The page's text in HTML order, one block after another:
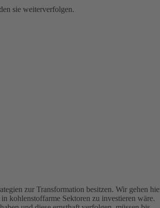
sie weiterverfolgen.
zur Transformation besitzen. Wir gehen
kohlenstoffarme Sektoren zu investieren wäre.